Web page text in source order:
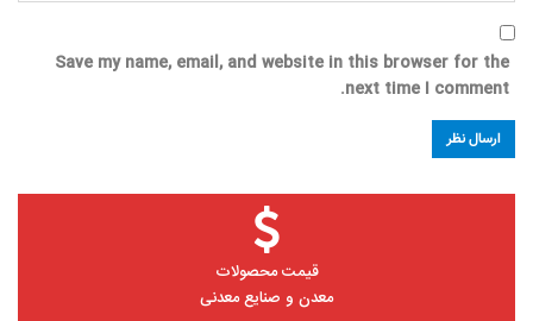
Save my name, email, and website in this browser for the
next time I comment.
قیمت محصولات
معدن و صنایع معدنی